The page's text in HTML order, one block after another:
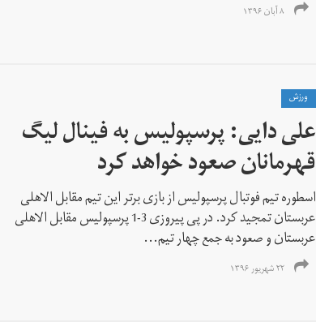
۸ آبان ۱۳۹۶
ورزش
علی دایی: پرسپولیس به فینال لیگ
قهرمانان صعود خواهد کرد
اسطوره تیم فوتبال پرسپولیس از بازی برتر این تیم مقابل الاهلی
عربستان تمجید کرد. در پی پیروزی 3-1 پرسپولیس مقابل الاهلی
عربستان و صعود به جمع چهار تیم...
۲۲ شهریور ۱۳۹۶